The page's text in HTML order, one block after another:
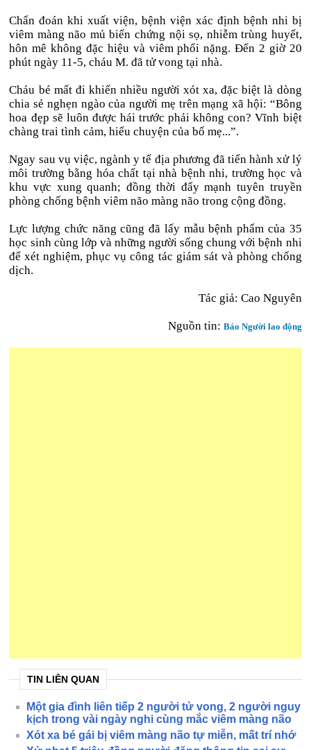
Chẩn đoán khi xuất viện, bệnh viện xác định bệnh nhi bị
viêm màng não mủ biến chứng nội sọ, nhiễm trùng huyết,
hôn mê không đặc hiệu và viêm phổi nặng. Đến 2 giờ 20
phút ngày 11-5, cháu M. đã tử vong tại nhà.
Cháu bé mất đi khiến nhiều người xót xa, đặc biệt là dòng
chia sẻ nghẹn ngào của người mẹ trên mạng xã hội: “Bông
hoa đẹp sẽ luôn được hái trước phải không con? Vĩnh biệt
chàng trai tình cảm, hiểu chuyện của bố mẹ...”.
Ngay sau vụ việc, ngành y tế địa phương đã tiến hành xử lý
môi trường bằng hóa chất tại nhà bệnh nhi, trường học và
khu vực xung quanh; đồng thời đẩy mạnh tuyên truyền
phòng chống bệnh viêm não màng não trong cộng đồng.
Lực lượng chức năng cũng đã lấy mẫu bệnh phẩm của 35
học sinh cùng lớp và những người sống chung với bệnh nhi
để xét nghiệm, phục vụ công tác giám sát và phòng chống
dịch.
Tác giả: Cao Nguyên
Nguồn tin: Báo Người lao động
TIN LIÊN QUAN
Một gia đình liên tiếp 2 người tử vong, 2 người nguy
kịch trong vài ngày nghi cùng mắc viêm màng não
Xót xa bé gái bị viêm màng não tự miễn, mất trí nhớ